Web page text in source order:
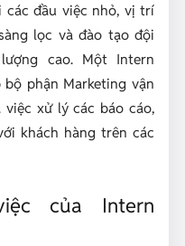
đầu việc nhỏ, vị trí
lọc và đào tạo đội
cao. Một Intern
phận Marketing vận
xử lý các báo cáo,
khách hàng trên các
của Intern